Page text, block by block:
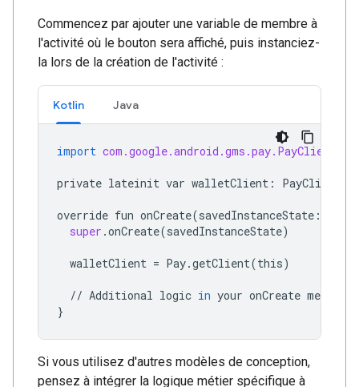
Commencez par ajouter une variable de membre à
l'activité où le bouton sera affiché, puis instanciez-
la lors de la création de l'activité :
Kotlin Java
import com.google.android.gms.pay.PayClient
private lateinit var walletClient : PayClient
override fun onCreate(savedInstanceState :
super .onCreate(savedInstanceState)
walletClient = Pay.getClient(this)
// Additional logic in your onCreate method
}
Si vous utilisez d'autres modèles de conception,
pensez à intégrer la logique métier spécifique à